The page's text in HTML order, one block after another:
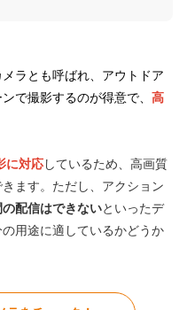
ラとも呼ばれ、アウトドア
で撮影するのが得意で、 高
に対応 しているため、高画質
ます。ただし、アクション
配信はできないといったデ
用途に適しているかどうか